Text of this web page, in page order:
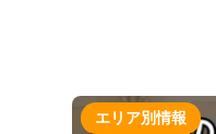
エリア別情報